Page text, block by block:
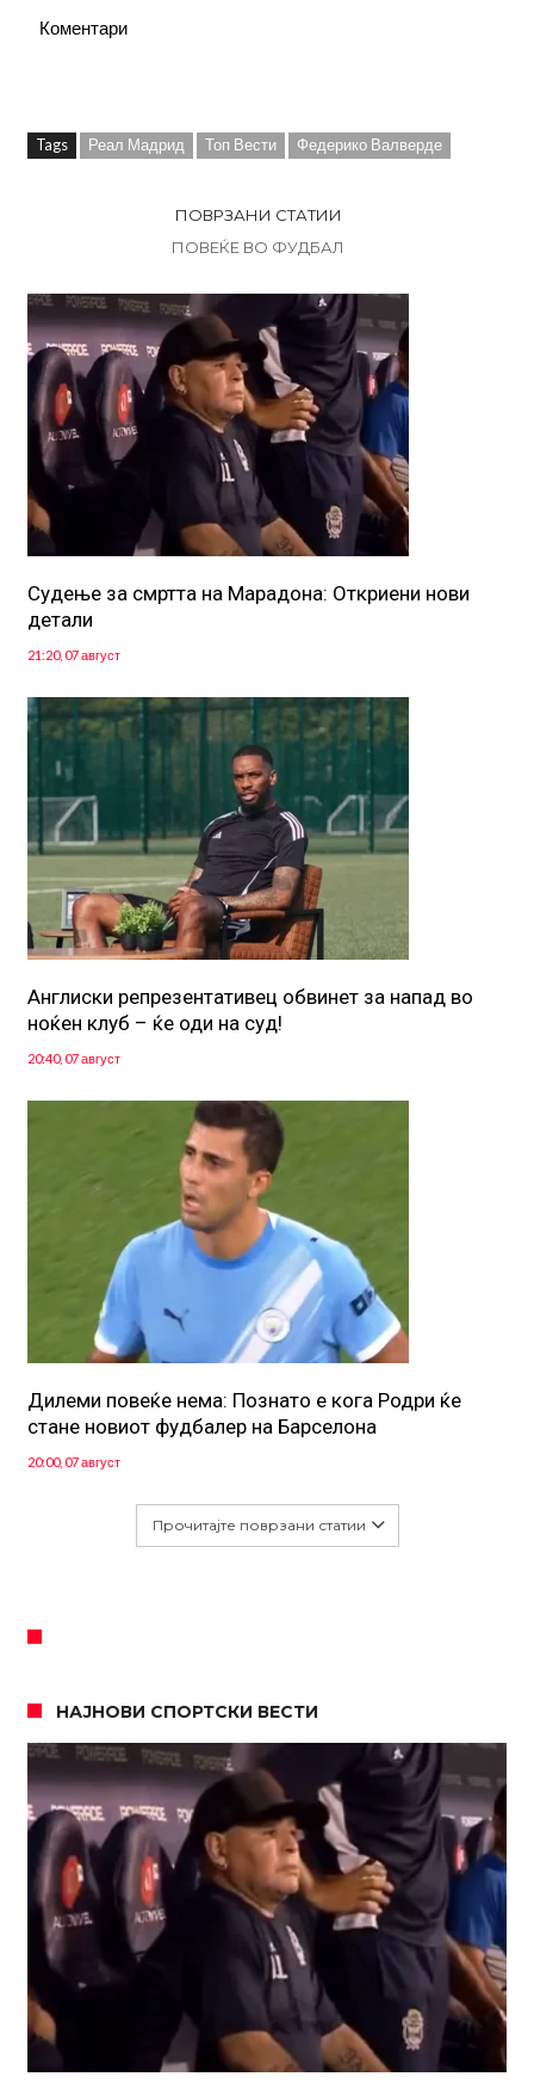
Коментари
Tags Реал Мадрид Топ Вести Федерико Валверде
ПОВРЗАНИ СТАТИИ
ПОВЕЌЕ ВО ФУДБАЛ
Судење за смртта на Марадона: Откриени нови
детали
21:20, 07 август
Англиски репрезентативец обвинет за напад во
ноќен клуб – ќе оди на суд!
20:40, 07 август
Дилеми повеќе нема: Познато е кога Родри ќе
стане новиот фудбалер на Барселона
20:00, 07 август
Прочитајте поврзани статии
НАЈНОВИ СПОРТСКИ ВЕСТИ